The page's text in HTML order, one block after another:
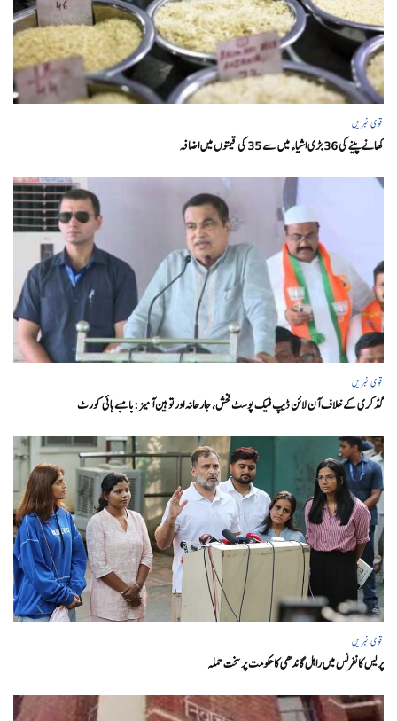
قومی خبریں
کھانے پینے کی 36 بڑی اشیاء میں سے 35 کی قیمتوں میں اضافہ
قومی خبریں
گڈکری کے خلاف آن لائن ڈیپ فیک پوسٹ فحش، جارحانہ اور توہین آمیز:بامبے ہائی کورٹ
قومی خبریں
پریس کانفرنس میں راہل گاندھی کا حکومت پر سخت حملہ